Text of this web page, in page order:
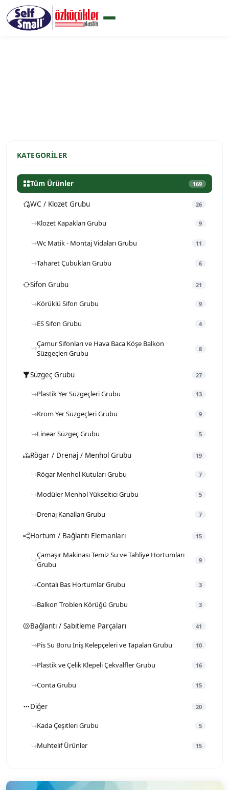
KATEGORILER
Tüm Ürünler 169
WC / Klozet Grubu 26
Klozet Kapakları Grubu 9
Wc Matik - Montaj Vidaları Grubu 11
Taharet Çubukları Grubu 6
Sifon Grubu 21
Körüklü Sifon Grubu 9
ES Sifon Grubu 4
Çamur Sifonları ve Hava Baca Köşe Balkon
Süzgeçleri Grubu
8
Süzgeç Grubu 27
Plastik Yer Süzgeçleri Grubu 13
Krom Yer Süzgeçleri Grubu 9
Linear Süzgeç Grubu 5
Rögar / Drenaj / Menhol Grubu 19
Rögar Menhol Kutuları Grubu 7
Modüler Menhol Yükseltici Grubu 5
Drenaj Kanalları Grubu 7
Hortum / Bağlantı Elemanları 15
Çamaşır Makinası Temiz Su ve Tahliye Hortumları
Grubu
9
Contalı Bas Hortumlar Grubu 3
Balkon Troblen Körüğü Grubu 3
Bağlantı / Sabitleme Parçaları 41
Pis Su Boru İniş Kelepçeleri ve Tapaları Grubu 10
Plastik ve Çelik Klepeli Çekvalfler Grubu 16
Conta Grubu 15
Diğer 20
Kada Çeşitleri Grubu 5
Muhtelif Ürünler 15